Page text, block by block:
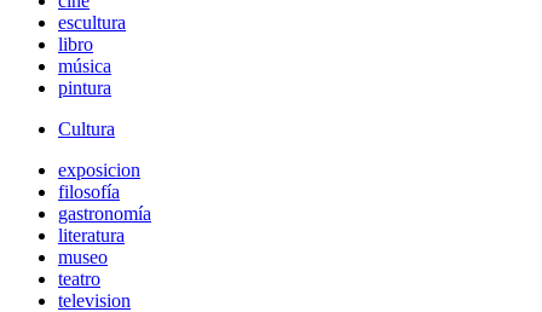
escultura
libro
música
pintura
Cultura
exposicion
filosofía
gastronomía
literatura
museo
teatro
television